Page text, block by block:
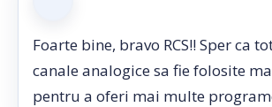
Foarte bine, bravo RCS!! Sper ca
canale analogice sa fie folosite
pentru a oferi mai multe